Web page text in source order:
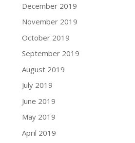
December 2019
November 2019
October 2019
September 2019
August 2019
July 2019
June 2019
May 2019
April 2019